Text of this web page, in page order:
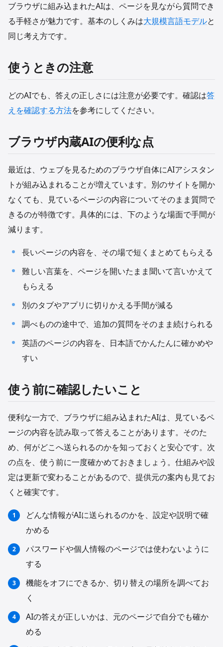
ブラウザに組み込まれたAIは、ページを見ながら質問でき
る手軽さが魅力です。基本のしくみは大規模言語モデルと
同じ考え方です。
使うときの注意
どのAIでも、答えの正しさには注意が必要です。確認は答
えを確認する方法を参考にしてください。
ブラウザ内蔵AIの便利な点
最近は、ウェブを見るためのブラウザ自体にAIアシスタン
トが組み込まれることが増えています。別のサイトを開か
なくても、見ているページの内容についてそのまま質問で
きるのが特徴です。具体的には、下のような場面で手間が
減ります。
長いページの内容を、その場で短くまとめてもらえる
難しい言葉を、ページを開いたまま聞いて言いかえて
もらえる
別のタブやアプリに切りかえる手間が減る
調べものの途中で、追加の質問をそのまま続けられる
英語のページの内容を、日本語でかんたんに確かめや
すい
使う前に確認したいこと
便利な一方で、ブラウザに組み込まれたAIは、見ているペ
ージの内容を読み取って答えることがあります。そのた
め、何がどこへ送られるのかを知っておくと安心です。次
の点を、使う前に一度確かめておきましょう。仕組みや設
定は更新で変わることがあるので、提供元の案内も見てお
くと確実です。
どんな情報がAIに送られるのかを、設定や説明で確
かめる
パスワードや個人情報のページでは使わないように
する
機能をオフにできるか、切り替えの場所を調べてお
く
AIの答えが正しいかは、元のページで自分でも確か
める